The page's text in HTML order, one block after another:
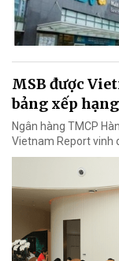
MSB được
bảng xếp
Ngân hàng TMCP
Vietnam Report vinh